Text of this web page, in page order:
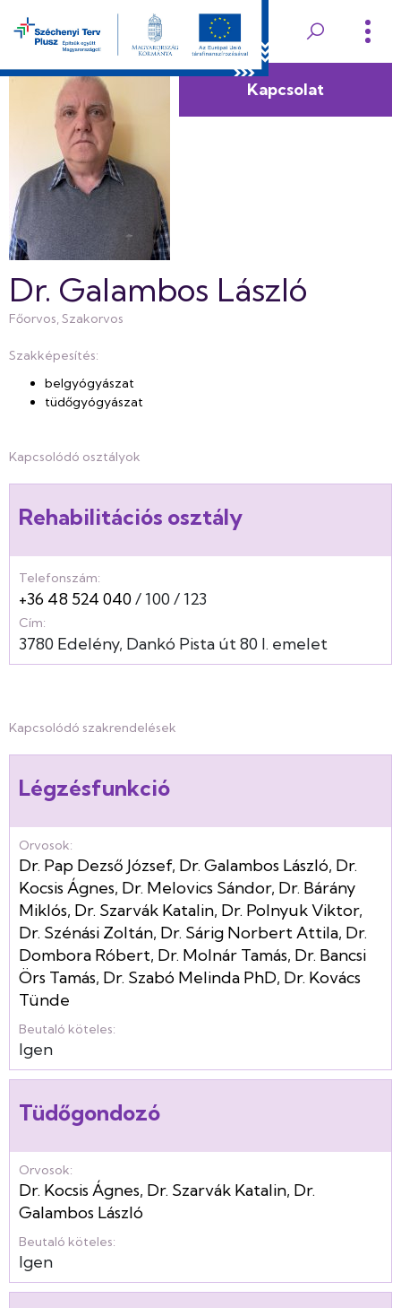
tartalomraEdelényi
Koch
Róbert
Kórház
és
Rendelőintézet
Kapcsolat
Dr. Galambos László
Főorvos Szakorvos
Szakképesítés:
belgyógyászat
tüdőgyógyászat
Kapcsolódó osztályok
Rehabilitációs osztály
Telefonszám:
+36 48 524 040 100 123
Cím:
3780 Edelény Dankó Pista út80 I. emelet
Kapcsolódó szakrendelések
Légzésfunkció
Orvosok:
Dr. Pap Dezső József, Dr. Galambos László, Dr.
Kocsis Ágnes, Dr. Melovics Sándor, Dr. Bárány
Miklós, Dr. Szarvák Katalin, Dr. Polnyuk Viktor,
Dr. Szénási Zoltán, Dr. Sárig Norbert Attila, Dr.
Dombora Róbert, Dr. Molnár Tamás, Dr. Bancsi
Örs Tamás, Dr. Szabó Melinda PhD, Dr. Kovács
Tünde
Beutaló köteles:
Igen
Tüdőgondozó
Orvosok:
Dr. Kocsis Ágnes, Dr. Szarvák Katalin, Dr.
Galambos László
Beutaló köteles:
Igen